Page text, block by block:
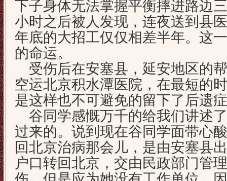
下子身体无法掌握平衡摔进路边
小时之后被人发现，连夜送到县
年底的大招工仅仅相差半年。这
的命运。
受伤后在安塞县，延安地区的
空运北京积水潭医院，在最短的
是这样也不可避免的留下了后遗
谷同学感慨万千的给我们讲述
过来的。说到现在谷同学面带心
回北京治病那会儿，是由安塞县
户口转回北京，交由民政部门管